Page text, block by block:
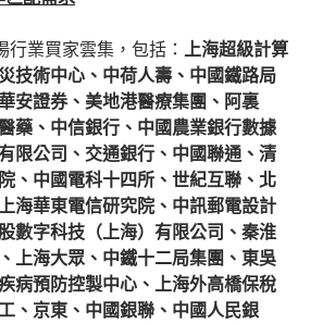
行業買家雲集，包括：
上海超級計算
技術中心、中荷人壽、中國鐵路局
安證券、美地港醫療集團、阿裏
藥、中信銀行、中國農業銀行數據
限公司、交通銀行、中國聯通、清
、中國電科十四所、世紀互聯、北
海華東電信研究院、中訊郵電設計
數字科技（上海）有限公司、秦淮
上海大眾、中鐵十二局集團、東吳
病預防控製中心、上海外高橋保稅
、京東、中國銀聯、中國人民銀